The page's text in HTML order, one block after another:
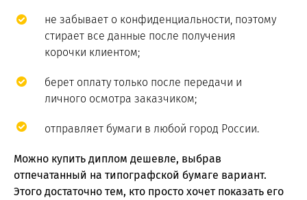
не забывает о конфиденциальности, поэтому
стирает все данные после получения
корочки клиентом;
берет оплату только после передачи и
личного осмотра заказчиком;
отправляет бумаги в любой город России.
Можно купить диплом дешевле, выбрав
отпечатанный на типографской бумаге вариант.
Этого достаточно тем, кто просто хочет показать его